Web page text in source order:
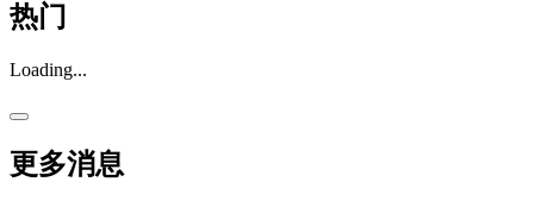
热门
Loading...
更多消息